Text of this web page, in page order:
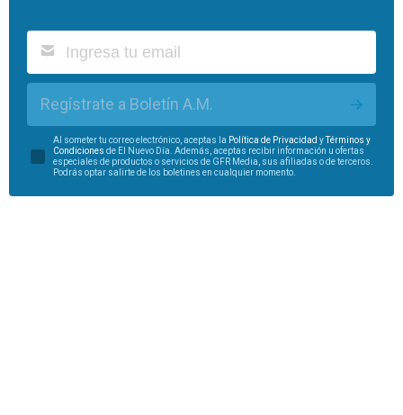
Regístrate a Boletín A.M.
Al someter tu correo electrónico, aceptas la Política de Privacidad yTérminos y
Condiciones de El Nuevo Día. Además, aceptas recibir información u ofertas
especiales de productos o servicios de GFR Media, sus afiliadas o de terceros.
Podrás optar salirte de los boletines en cualquier momento.